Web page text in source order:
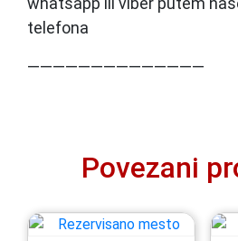
telefona
——————————————
Povezani